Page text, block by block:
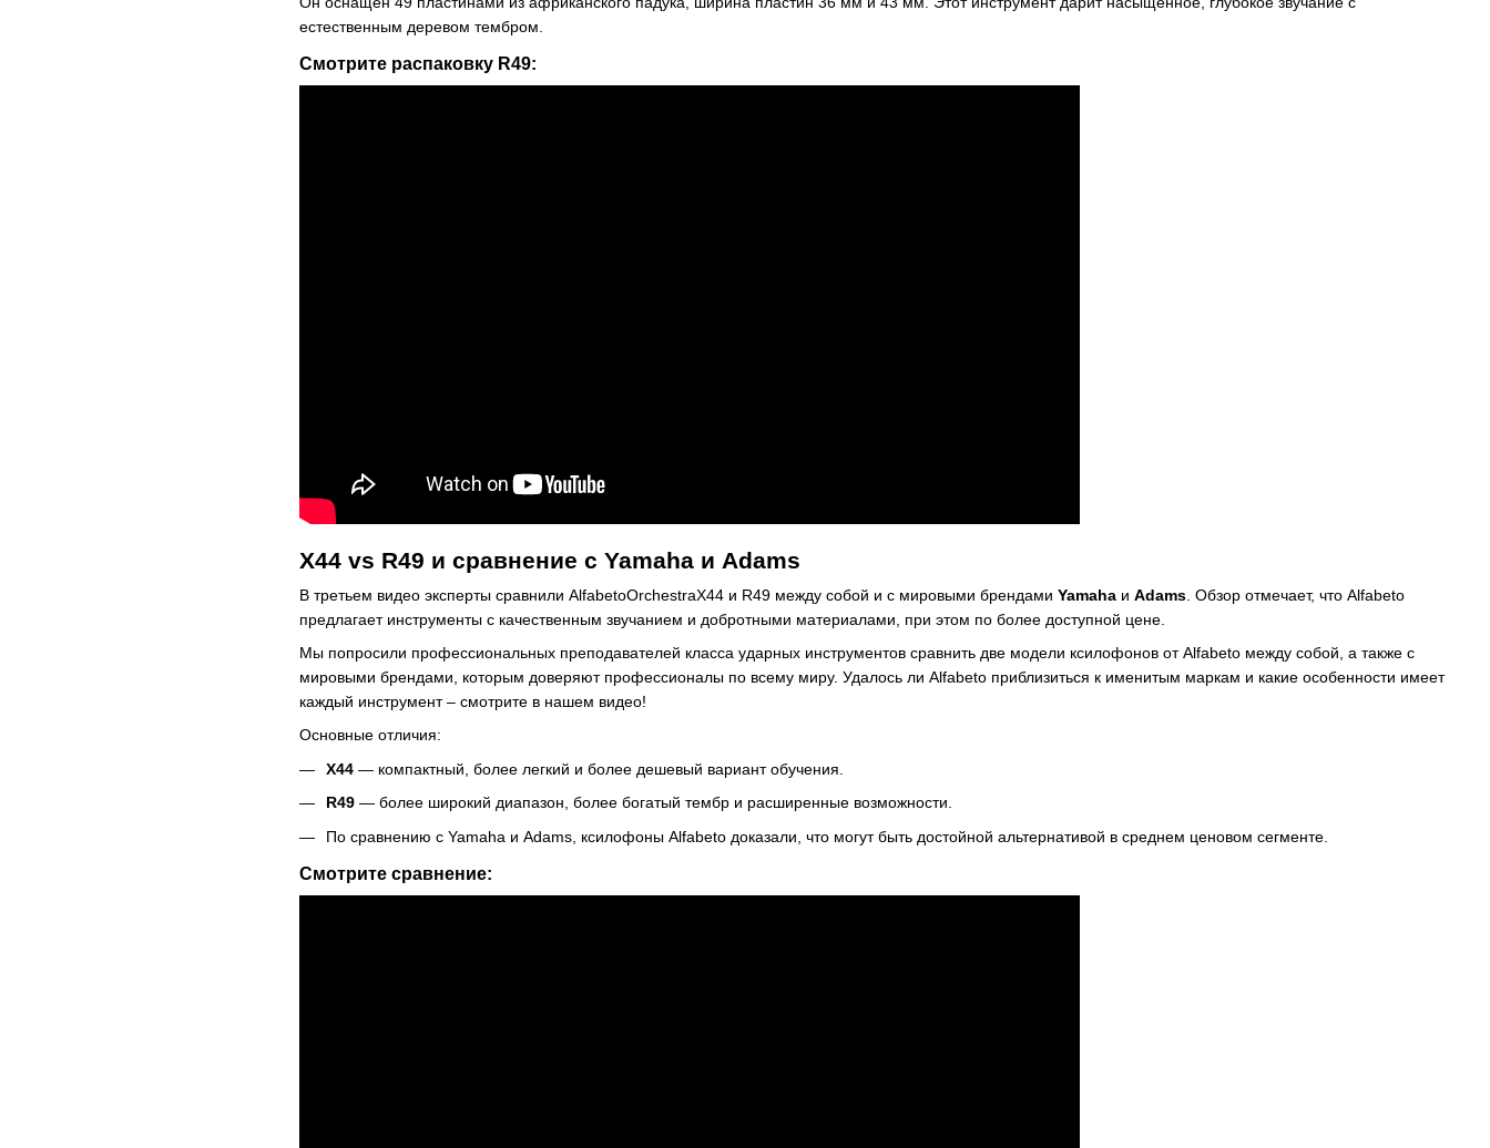
естественным деревом тембром.
Смотрите распаковку R49:
X44 vs R49 и сравнение с Yamaha и Adams
В третьем видео эксперты сравнили AlfabetoOrchestraX44 и R49 между собой и с мировыми брендами Yamaha и Adams . Обзор отмечает, что Alfabeto
предлагает инструменты с качественным звучанием и добротными материалами, при этом по более доступной цене.
Мы попросили профессиональных преподавателей класса ударных инструментов сравнить две модели ксилофонов от Alfabeto между собой, а также с
мировыми брендами, которым доверяют профессионалы по всему миру. Удалось ли Alfabeto приблизиться к именитым маркам и какие особенности имеет
каждый инструмент – смотрите в нашем видео!
Основные отличия:
X44 — компактный, более легкий и более дешевый вариант обучения.
R49 — более широкий диапазон, более богатый тембр и расширенные возможности.
По сравнению с Yamaha и Adams, ксилофоны Alfabeto доказали, что могут быть достойной альтернативой в среднем ценовом сегменте.
Смотрите сравнение: